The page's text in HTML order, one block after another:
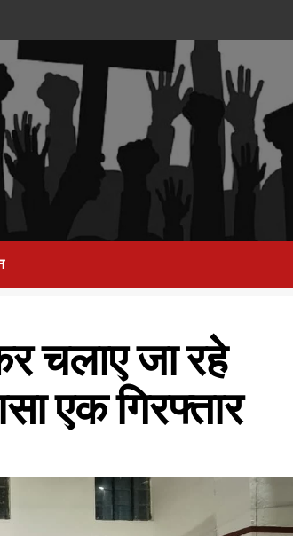
चलाए जा रहे
एक गिरफ्तार